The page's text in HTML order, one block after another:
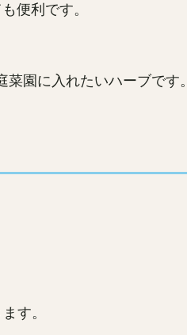
便利です。
園に入れたいハーブです。
す。